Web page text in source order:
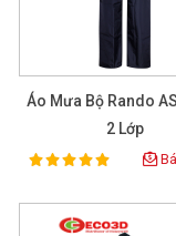
https://
tư vấn và nhận ưu đãi
Áo Mưa Bộ Rando
2 Lớp
Rating:
100%